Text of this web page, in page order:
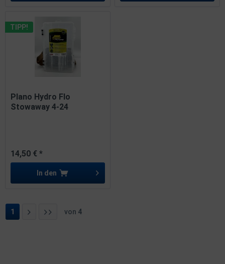
TIPP!
Plano Hydro Flo
Stowaway 4-24
14,50 € *
In den
1 von 4